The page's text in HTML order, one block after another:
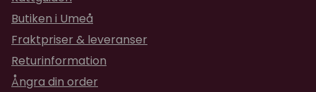
djur kan njuta av en liten mängd mat under
längre tid
Upprepat slickande är lugnande för ditt djur, det
frigör lugnande hormoner och endorfiner i
kattens kropp.
Butiken i Umeå
Fraktpriser & leveranser
Returinformation
Ångra din order